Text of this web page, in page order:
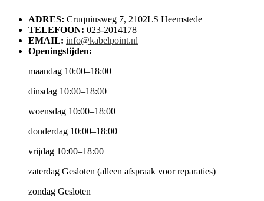
ADRES: Cruquiusweg 7, 2102LS Heemstede
TELEFOON: 023-2014178
EMAIL: info@kabelpoint.nl
Openingstijden:
maandag 10:00–18:00
dinsdag 10:00–18:00
woensdag 10:00–18:00
donderdag 10:00–18:00
vrijdag 10:00–18:00
zaterdag Gesloten (alleen afspraak voor reparaties)
zondag Gesloten